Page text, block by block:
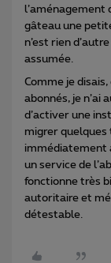
l’aménagement
gâteau une
n’est rien
assumée.
Comme je
abonnés, je n’ai
d’activer une
migrer quelques
immédiatement
un service de
fonctionne très
autoritaire et
détestable.